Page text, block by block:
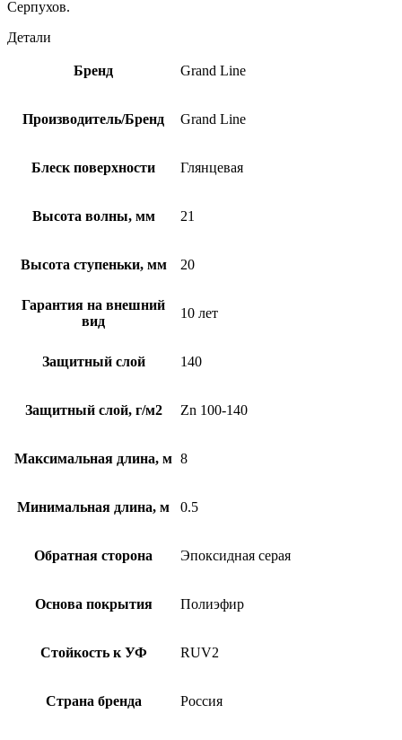
Серпухов.
Детали
Бренд Grand Line
Производитель/Бренд Grand Line
Блеск поверхности Глянцевая
Высота волны, мм 21
Высота ступеньки, мм 20
Гарантия на внешний
вид
10 лет
Защитный слой 140
Защитный слой, г/м2 Zn 100-140
Максимальная длина, м 8
Минимальная длина, м 0.5
Обратная сторона Эпоксидная серая
Основа покрытия Полиэфир
Стойкость к УФ RUV2
Страна бренда Россия